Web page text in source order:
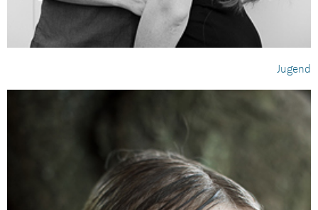
Jugend